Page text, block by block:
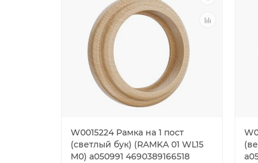
W0015224 Рамка на 1 пост
(светлый бук) (RAMKA 01 WL15
M0) a050991 4690389166518